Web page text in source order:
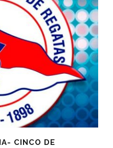
CINCO DE